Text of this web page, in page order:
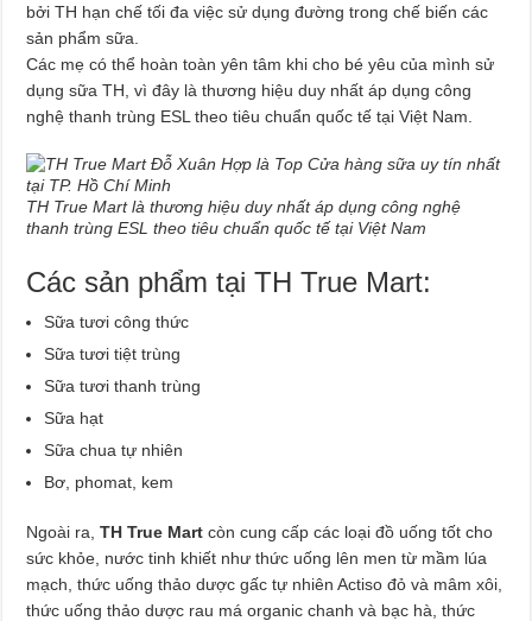
bởi TH hạn chế tối đa việc sử dụng đường trong chế biến các
sản phẩm sữa.
Các mẹ có thể hoàn toàn yên tâm khi cho bé yêu của mình sử
dụng sữa TH, vì đây là thương hiệu duy nhất áp dụng công
nghệ thanh trùng ESL theo tiêu chuẩn quốc tế tại Việt Nam.
TH True Mart là thương hiệu duy nhất áp dụng công nghệ
thanh trùng ESL theo tiêu chuẩn quốc tế tại Việt Nam
Các sản phẩm tại TH True Mart:
Sữa tươi công thức
Sữa tươi tiệt trùng
Sữa tươi thanh trùng
Sữa hạt
Sữa chua tự nhiên
Bơ, phomat, kem
Ngoài ra,TH True Mart còn cung cấp các loại đồ uống tốt cho
sức khỏe, nước tinh khiết như thức uống lên men từ mầm lúa
mạch, thức uống thảo dược gấc tự nhiên Actiso đỏ và mâm xôi,
thức uống thảo dược rau má organic chanh và bạc hà, thức